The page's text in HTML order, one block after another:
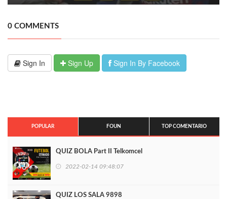
0 COMMENTS
Sign In Sign Up Sign In By Facebook
POPULAR FOUN TOP COMENTARIO
QUIZ BOLA Part II Telkomcel
2022-02-14 09:48:07
QUIZ LOS SALA 9898